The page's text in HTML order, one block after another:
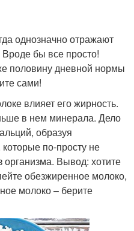
однозначно отражают
бы все просто!
половину дневной нормы
сами!
влияет его жирность.
в нем минерала. Дело
образуя
по-просту не
Вывод: хотите
обезжиренное молоко,
молоко – берите